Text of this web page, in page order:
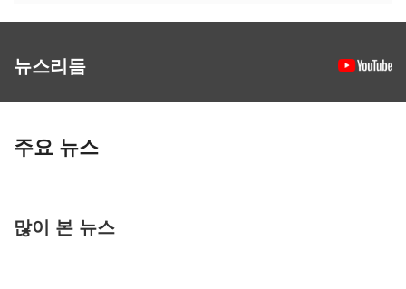
뉴스리듬
주요 뉴스
많이 본 뉴스